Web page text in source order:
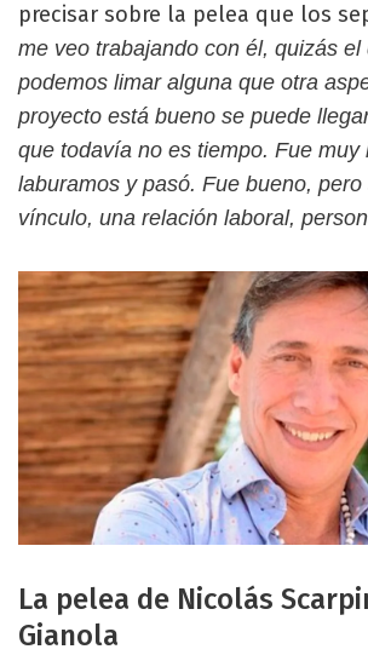
precisar sobre la pelea que los
me veo trabajando con él, quizás
podemos limar alguna que otra
proyecto está bueno se puede
que todavía no es tiempo. Fue muy
laburamos y pasó. Fue bueno,
vínculo, una relación laboral,
La pelea de Nicolás
Gianola